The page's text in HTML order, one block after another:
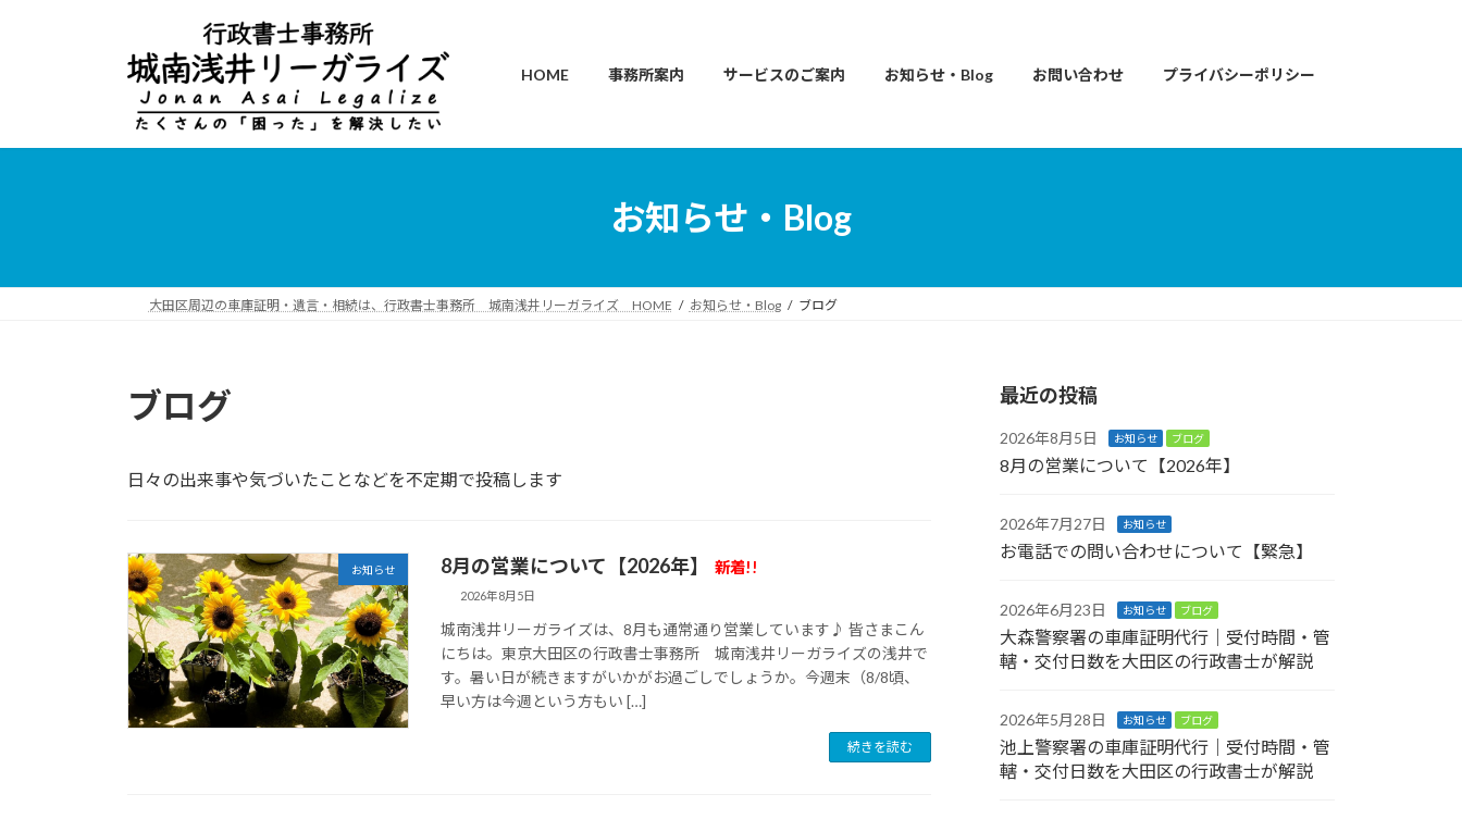
へ
ョ
HOME 事務所案内 サービスのご案内 お知らせ・Blog お問い合わせ プライバシーポリシー
お知らせ・Blog
大田区周辺の車庫証明・遺言・相続は、行政書士事務所 城南浅井リーガライズ HOME お知らせ・Blog ブログ
ブログ
日々の出来事や気づいたことなどを不定期で投稿します
お知らせ 8月の営業について【2026年】 新着!!
2026年8月5日
城南浅井リーガライズは、8月も通常通り営業しています♪ 皆さまこん
にちは。東京大田区の行政書士事務所 城南浅井リーガライズの浅井で
す。暑い日が続きますがいかがお過ごしでしょうか。今週末（8/8頃、
早い方は今週という方もい […]
続きを読む
最近の投稿
2026年8月5日 お知らせ ブログ
8月の営業について【2026年】
2026年7月27日 お知らせ
お電話での問い合わせについて【緊急】
2026年6月23日 お知らせ ブログ
大森警察署の車庫証明代行｜受付時間・管
轄・交付日数を大田区の行政書士が解説
2026年5月28日 お知らせ ブログ
池上警察署の車庫証明代行｜受付時間・管
轄・交付日数を大田区の行政書士が解説